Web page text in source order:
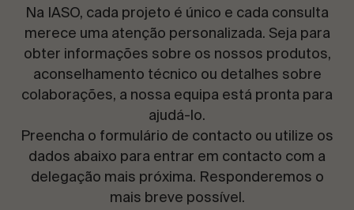
CONTACTE-NOS
Solicite informações
Na IASO, cada projeto é único e cada consulta
merece uma atenção personalizada. Seja para
obter informações sobre os nossos produtos,
aconselhamento técnico ou detalhes sobre
colaborações, a nossa equipa está pronta para
ajudá-lo.
Preencha o formulário de contacto ou utilize os
dados abaixo para entrar em contacto com a
delegação mais próxima. Responderemos o
mais breve possível.